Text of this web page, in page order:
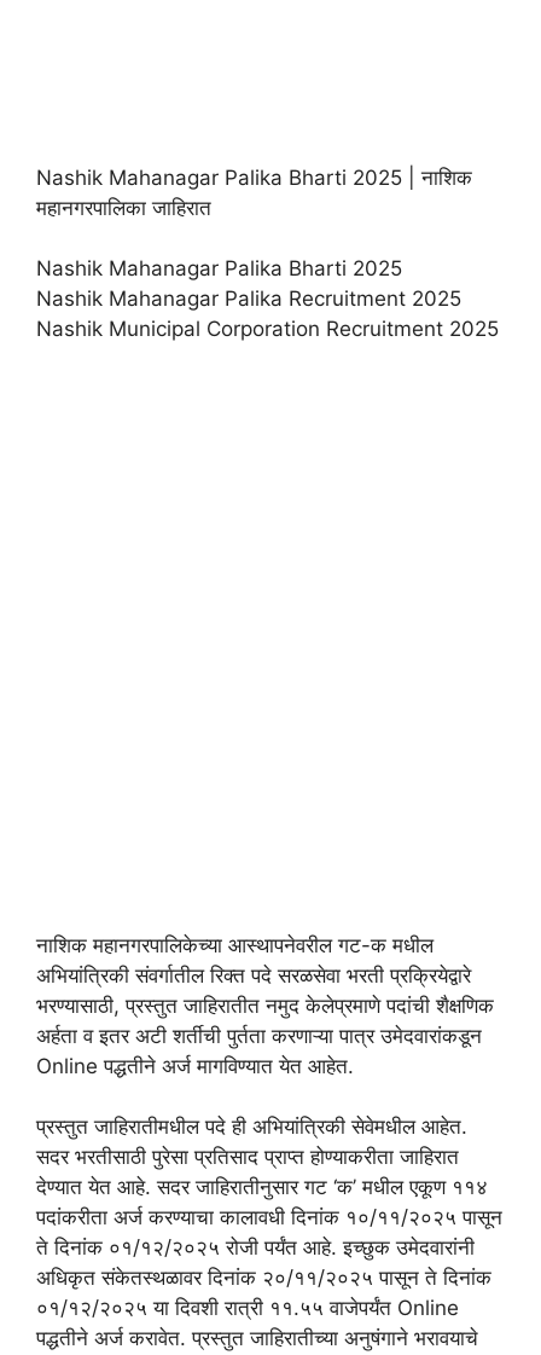
Nashik Mahanagar Palika Bharti 2025 | नाशिक
महानगरपालिका जाहिरात
Nashik Mahanagar Palika Bharti 2025
Nashik Mahanagar Palika Recruitment 2025
Nashik Municipal Corporation Recruitment 2025
नाशिक महानगरपालिकेच्या आस्थापनेवरील गट-क मधील
अभियांत्रिकी संवर्गातील रिक्त पदे सरळसेवा भरती प्रक्रियेद्वारे
भरण्यासाठी, प्रस्तुत जाहिरातीत नमुद केलेप्रमाणे पदांची शैक्षणिक
अर्हता व इतर अटी शर्तीची पुर्तता करणाऱ्या पात्र उमेदवारांकडून
Online पद्धतीने अर्ज मागविण्यात येत आहेत.
प्रस्तुत जाहिरातीमधील पदे ही अभियांत्रिकी सेवेमधील आहेत.
सदर भरतीसाठी पुरेसा प्रतिसाद प्राप्त होण्याकरीता जाहिरात
देण्यात येत आहे. सदर जाहिरातीनुसार गट ‘क’ मधील एकूण ११४
पदांकरीता अर्ज करण्याचा कालावधी दिनांक १०/११/२०२५ पासून
ते दिनांक ०१/१२/२०२५ रोजी पर्यंत आहे. इच्छुक उमेदवारांनी
अधिकृत संकेतस्थळावर दिनांक २०/११/२०२५ पासून ते दिनांक
०१/१२/२०२५ या दिवशी रात्री ११.५५ वाजेपर्यंत Online
पद्धतीने अर्ज करावेत. प्रस्तुत जाहिरातीच्या अनुषंगाने भरावयाचे